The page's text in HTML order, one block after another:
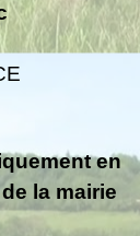
en
la mairie